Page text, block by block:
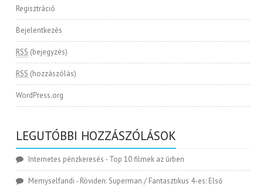
Regisztráció
Bejelentkezés
RSS (bejegyzés)
RSS (hozzászólás)
WordPress.org
LEGUTÓBBI HOZZÁSZÓLÁSOK
Internetes pénzkeresés - Top 10 filmek az űrben
Memyselfandi - Röviden: Superman / Fantasztikus 4-es: Első